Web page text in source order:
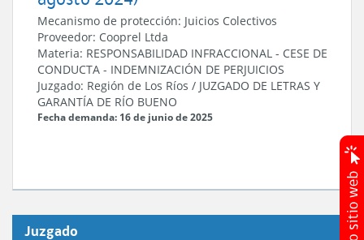
Mecanismo de protección: Juicios Colectivos
Proveedor: Cooprel Ltda
Materia: RESPONSABILIDAD INFRACCIONAL - CESE DE
CONDUCTA - INDEMNIZACIÓN DE PERJUICIOS
Juzgado: Región de Los Ríos / JUZGADO DE LETRAS Y
GARANTÍA DE RÍO BUENO
Fecha demanda: 16 de junio de 2025
Juzgado